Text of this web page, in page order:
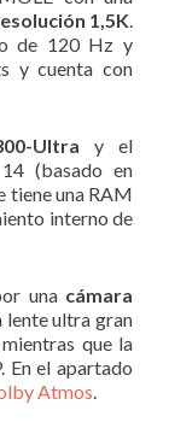
1,5K
de 120 Hz y
y cuenta con
Ultra y el
(basado en
tiene una RAM
interno de
una cámara
lente ultra gran
que la
En el apartado
Atmos